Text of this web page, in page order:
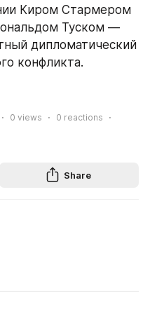
Киром Стармером
Туском —
дипломатический
конфликта.
0 views 0 reactions
Share